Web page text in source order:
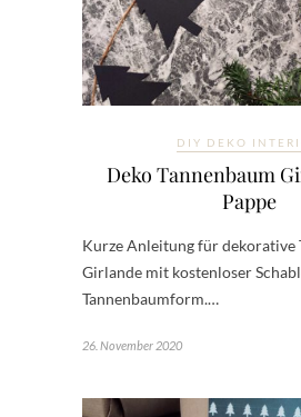
DIY DEKO
Deko Tannenbaum
Pappe
Kurze Anleitung für dekorative
Girlande mit kostenloser
Tannenbaumform.…
26. November 2020